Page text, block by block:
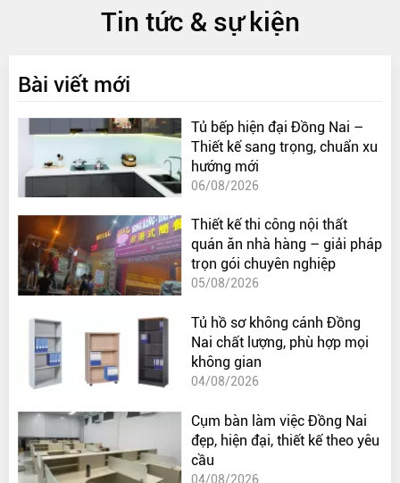
Tin tức & sự kiện
Bài viết mới
Tủ bếp hiện đại Đồng Nai –
Thiết kế sang trọng, chuẩn xu
hướng mới
06/08/2026
Thiết kế thi công nội thất
quán ăn nhà hàng – giải pháp
trọn gói chuyên nghiệp
05/08/2026
Tủ hồ sơ không cánh Đồng
Nai chất lượng, phù hợp mọi
không gian
04/08/2026
Cụm bàn làm việc Đồng Nai
đẹp, hiện đại, thiết kế theo yêu
cầu
04/08/2026